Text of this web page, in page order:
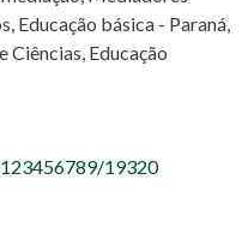
, Educação básica - Paraná,
Ciências, Educação
19320